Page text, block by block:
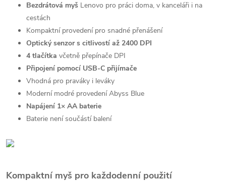
Bezdrátová myš Lenovo pro práci doma, v kanceláři i na
cestách
Kompaktní provedení pro snadné přenášení
Optický senzor s citlivostí až 2400 DPI
4 tlačítka včetně přepínače DPI
Připojení pomocí USB-C přijímače
Vhodná pro praváky i leváky
Moderní modré provedení Abyss Blue
Napájení 1× AA baterie
Baterie není součástí balení
Kompaktní myš pro každodenní použití